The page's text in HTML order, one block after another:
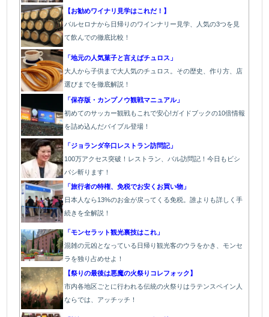
【お勧めワイナリ見学はこれだ！】
バルセロナから日帰りのワインナリー見学、人気の3つを見
て飲んでの徹底比較！
「地元の人気菓子と言えばチュロス」
大人から子供まで大人気のチュロス。その歴史、作り方、店
選びまでを徹底解説！
「保存版・カンプノウ観戦マニュアル」
初めてのサッカー観戦もこれで安心!ガイドブックの10倍情報
を詰め込んだバイブル登場！
「 ジョランダ辛口レストラン訪問記」
100万アクセス突破！レストラン、バル訪問記！今日もビシ
バシ斬ります！
「旅行者の特権、免税でお安くお買い物」
日本人なら13%のお金が戻ってくる免税。誰よりも詳しく手
続きを全解説！
「モンセラット観光裏技はこれ」
混雑の元凶となっている日帰り観光客のウラをかき、モンセ
ラを独り占めせよ！
【祭りの最後は悪魔の火祭りコレフォック】
市内各地区ごとに行われる伝統の火祭りはラテンスペイン人
ならでは、アッチッチ！